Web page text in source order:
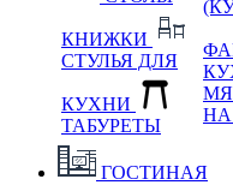
КНИЖКИ
СТУЛЬЯ ДЛЯ
КУХНИ
ТАБУРЕТЫ
ГОСТИНАЯ